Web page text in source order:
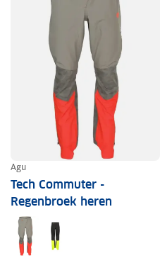
Agu
Tech Commuter -
Regenbroek heren